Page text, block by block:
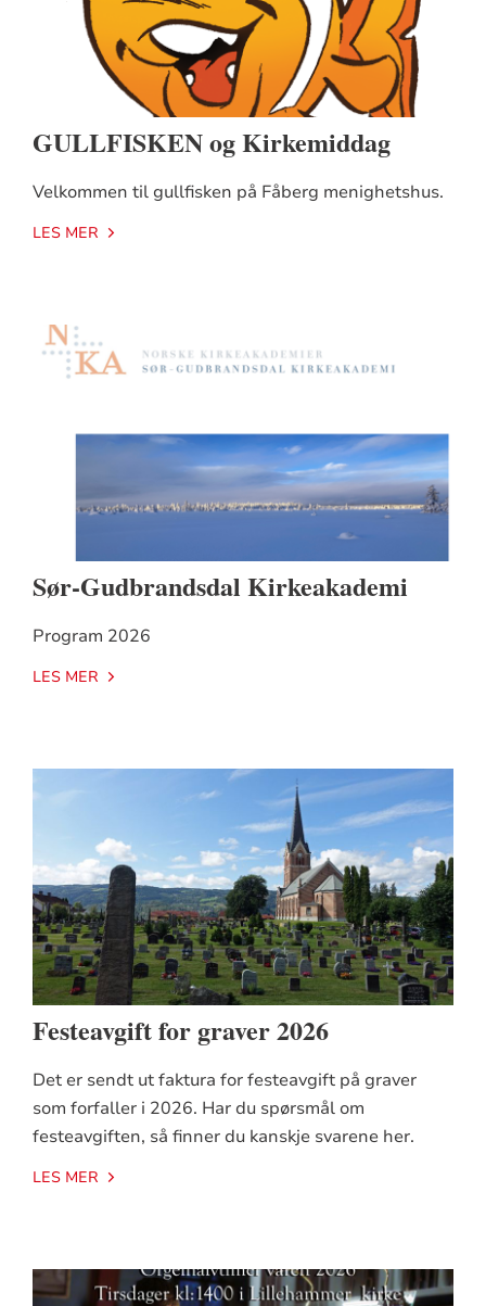
GULLFISKEN og Kirkemiddag
Velkommen til gullfisken på Fåberg menighetshus.
LES MER
Sør-Gudbrandsdal Kirkeakademi
Program 2026
LES MER
Festeavgift for graver 2026
Det er sendt ut faktura for festeavgift på graver
som forfaller i 2026. Har du spørsmål om
festeavgiften, så finner du kanskje svarene her.
LES MER